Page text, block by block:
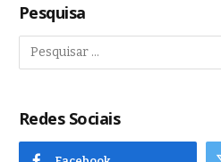
Pesquisa
Redes Sociais